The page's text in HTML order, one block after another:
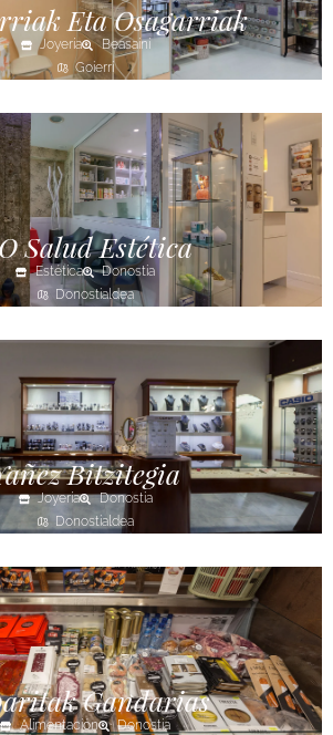
Eta Osagarriak
Joyería
Beasaini
Goierri
Salud Estética
Estética
Donostia
Donostialdea
Bitzitegia
Joyería
Donostia
Donostialdea
Gandarias
Alimentación
Donostia